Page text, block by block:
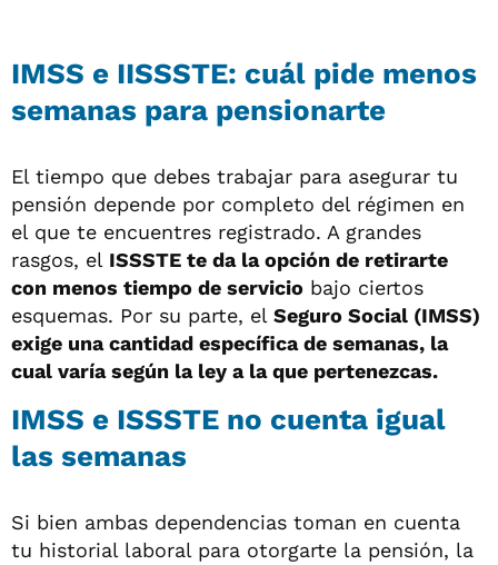
IMSS e IISSSTE: cuál pide menos
semanas para pensionarte
El tiempo que debes trabajar para asegurar tu
pensión depende por completo del régimen en
el que te encuentres registrado. A grandes
rasgos, el ISSSTE te da la opción de retirarte
con menos tiempo de servicio bajo ciertos
esquemas. Por su parte, el Seguro Social (IMSS)
exige una cantidad específica de semanas, la
cual varía según la ley a la que pertenezcas.
IMSS e ISSSTE no cuenta igual
las semanas
Si bien ambas dependencias toman en cuenta
tu historial laboral para otorgarte la pensión, la